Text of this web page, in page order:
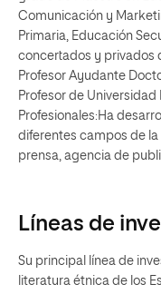
Comunicación y
Primaria, Educación
concertados y privados
Profesor Ayudante
Profesor de Universidad
Profesionales:Ha
diferentes campos de
prensa, agencia de
Líneas de
Su principal línea de
literatura étnica de los